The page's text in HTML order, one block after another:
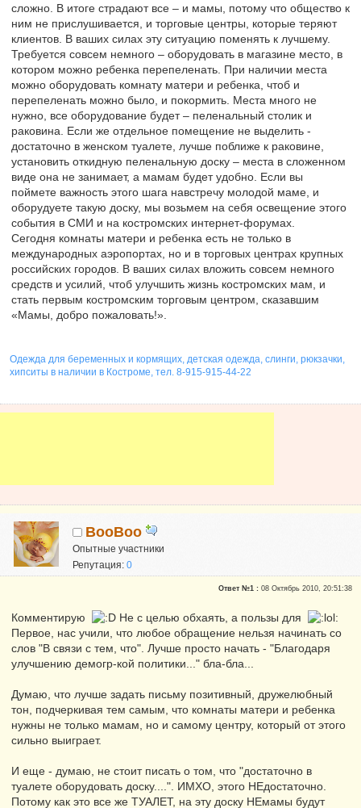
сложно. В итоге страдают все – и мамы, потому что общество к
ним не прислушивается, и торговые центры, которые теряют
клиентов. В ваших силах эту ситуацию поменять к лучшему.
Требуется совсем немного – оборудовать в магазине место, в
котором можно ребенка перепеленать. При наличии места
можно оборудовать комнату матери и ребенка, чтоб и
перепеленать можно было, и покормить. Места много не
нужно, все оборудование будет – пеленальный столик и
раковина. Если же отдельное помещение не выделить -
достаточно в женском туалете, лучше поближе к раковине,
установить откидную пеленальную доску – места в сложенном
виде она не занимает, а мамам будет удобно. Если вы
поймете важность этого шага навстречу молодой маме, и
оборудуете такую доску, мы возьмем на себя освещение этого
события в СМИ и на костромских интернет-форумах.
Сегодня комнаты матери и ребенка есть не только в
международных аэропортах, но и в торговых центрах крупных
российских городов. В ваших силах вложить совсем немного
средств и усилий, чтоб улучшить жизнь костромских мам, и
стать первым костромским торговым центром, сказавшим
«Мамы, добро пожаловать!».
Одежда для беременных и кормящих, детская одежда, слинги, рюкзачки,
хипситы в наличии в Костроме, тел. 8-915-915-44-22
BooBoo
Опытные участники
Репутация:0
Ответ №1 :08 Октябрь 2010, 20:51:38
Комментирую
Не с целью обхаять, а пользы для
Первое, нас учили, что любое обращение нельзя начинать со
слов "В связи с тем, что". Лучше просто начать - "Благодаря
улучшению демогр-кой политики..." бла-бла...
Думаю, что лучше задать письму позитивный, дружелюбный
тон, подчеркивая тем самым, что комнаты матери и ребенка
нужны не только мамам, но и самому центру, который от этого
сильно выиграет.
И еще - думаю, не стоит писать о том, что "достаточно в
туалете оборудовать доску....". ИМХО, этого НЕдостаточно.
Потому как это все же ТУАЛЕТ, на эту доску НЕмамы будут